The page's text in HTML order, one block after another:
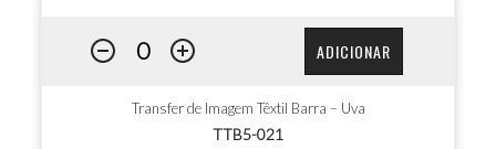
ADICIONAR
Transfer de Imagem Têxtil Barra – Uva
TTB5-021